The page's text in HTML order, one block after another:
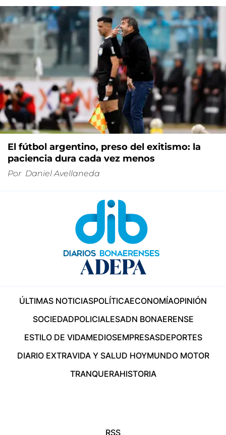
El fútbol argentino, preso del exitismo: la
paciencia dura cada vez menos
Por Daniel Avellaneda
ÚLTIMAS NOTICIASPOLÍTICAECONOMÍAOPINIÓN
SOCIEDADPOLICIALESADN BONAERENSE
ESTILO DE VIDAMEDIOSEMPRESASDEPORTES
DIARIO EXTRAVIDA Y SALUD HOYMUNDO MOTOR
TRANQUERAHISTORIA
RSS